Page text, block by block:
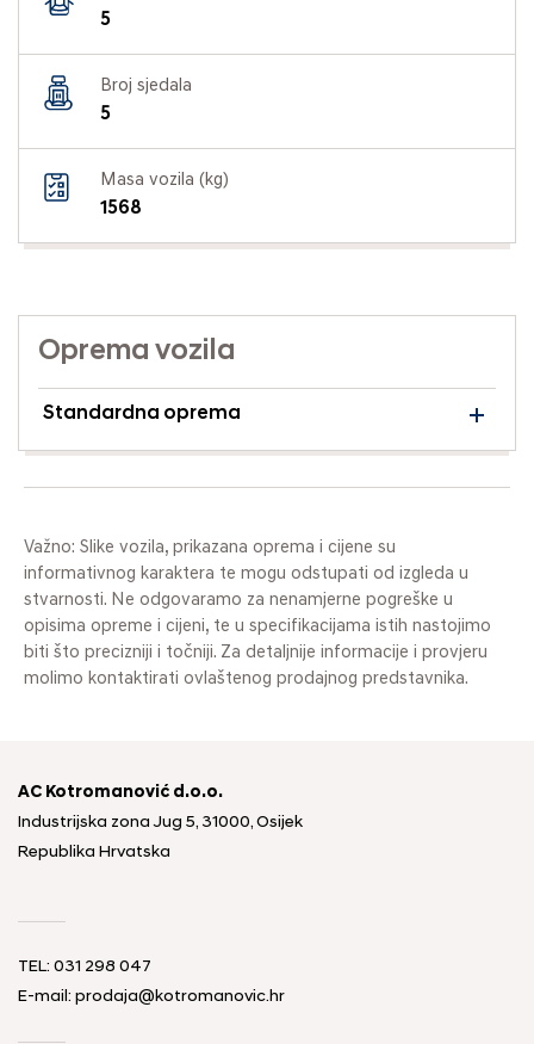
5
Broj sjedala
5
Masa vozila (kg)
1568
Oprema vozila
Standardna oprema
Važno: Slike vozila, prikazana oprema i cijene su
informativnog karaktera te mogu odstupati od izgleda u
stvarnosti. Ne odgovaramo za nenamjerne pogreške u
opisima opreme i cijeni, te u specifikacijama istih nastojimo
biti što precizniji i točniji. Za detaljnije informacije i provjeru
molimo kontaktirati ovlaštenog prodajnog predstavnika.
AC Kotromanović d.o.o.
Industrijska zona Jug 5, 31000, Osijek
Republika Hrvatska
TEL: 031 298 047
E-mail: prodaja@kotromanovic.hr